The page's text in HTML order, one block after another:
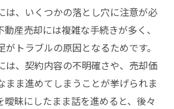
は、いくつかの落とし穴に注意が必
産売却には複雑な手続きが多く、
トラブルの原因となるためです。
は、契約内容の不明確さや、売却価
まま進めてしまうことが挙げられま
曖昧にしたまま話を進めると、後々